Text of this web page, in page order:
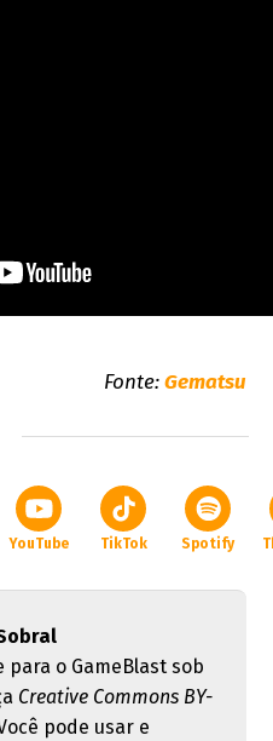
Fonte:Gematsu
YouTube TikTok Spotify
para o GameBlast sob
Creative Commons BY-
pode usar e